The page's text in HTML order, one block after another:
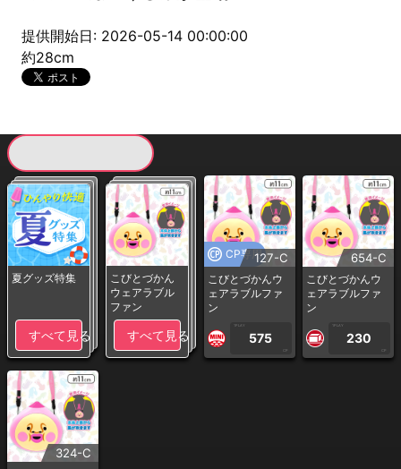
提供開始日: 2026-05-14 00:00:00
約28cm
夏グッズ特集
すべて見る
こびとづかん
ウェアラブル
ファン
すべて見る
CP専用127-C
こびとづかんウ
ェアラブルファ
ン
1PLAY
575
CP
654-C
こびとづかんウ
ェアラブルファ
ン
1PLAY
230
CP
324-C